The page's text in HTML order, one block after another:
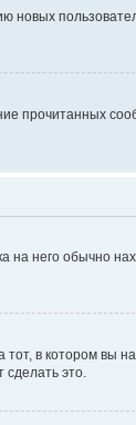
новых
прочитанных
на него обычно
в котором вы
это.